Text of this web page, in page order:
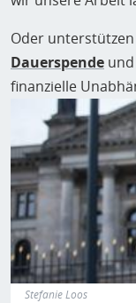
Oder
Dauerspende
finanzielle
Stefanie Loos